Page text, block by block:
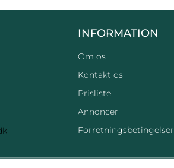
INFORMATION
Om os
Kontakt os
Prisliste
Annoncer
Forretningsbetingelser